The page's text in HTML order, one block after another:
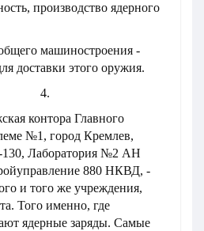
производство ядерного
машиностроения -
доставки этого оружия.
контора Главного
№1, город Кремлев,
130, Лаборатория №2 АН
880 НКВД, -
и того же учреждения,
Того именно, где
ядерные заряды. Самые